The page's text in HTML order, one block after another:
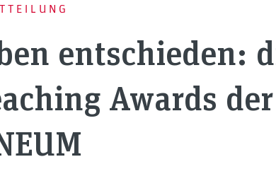
entschieden:
Awards